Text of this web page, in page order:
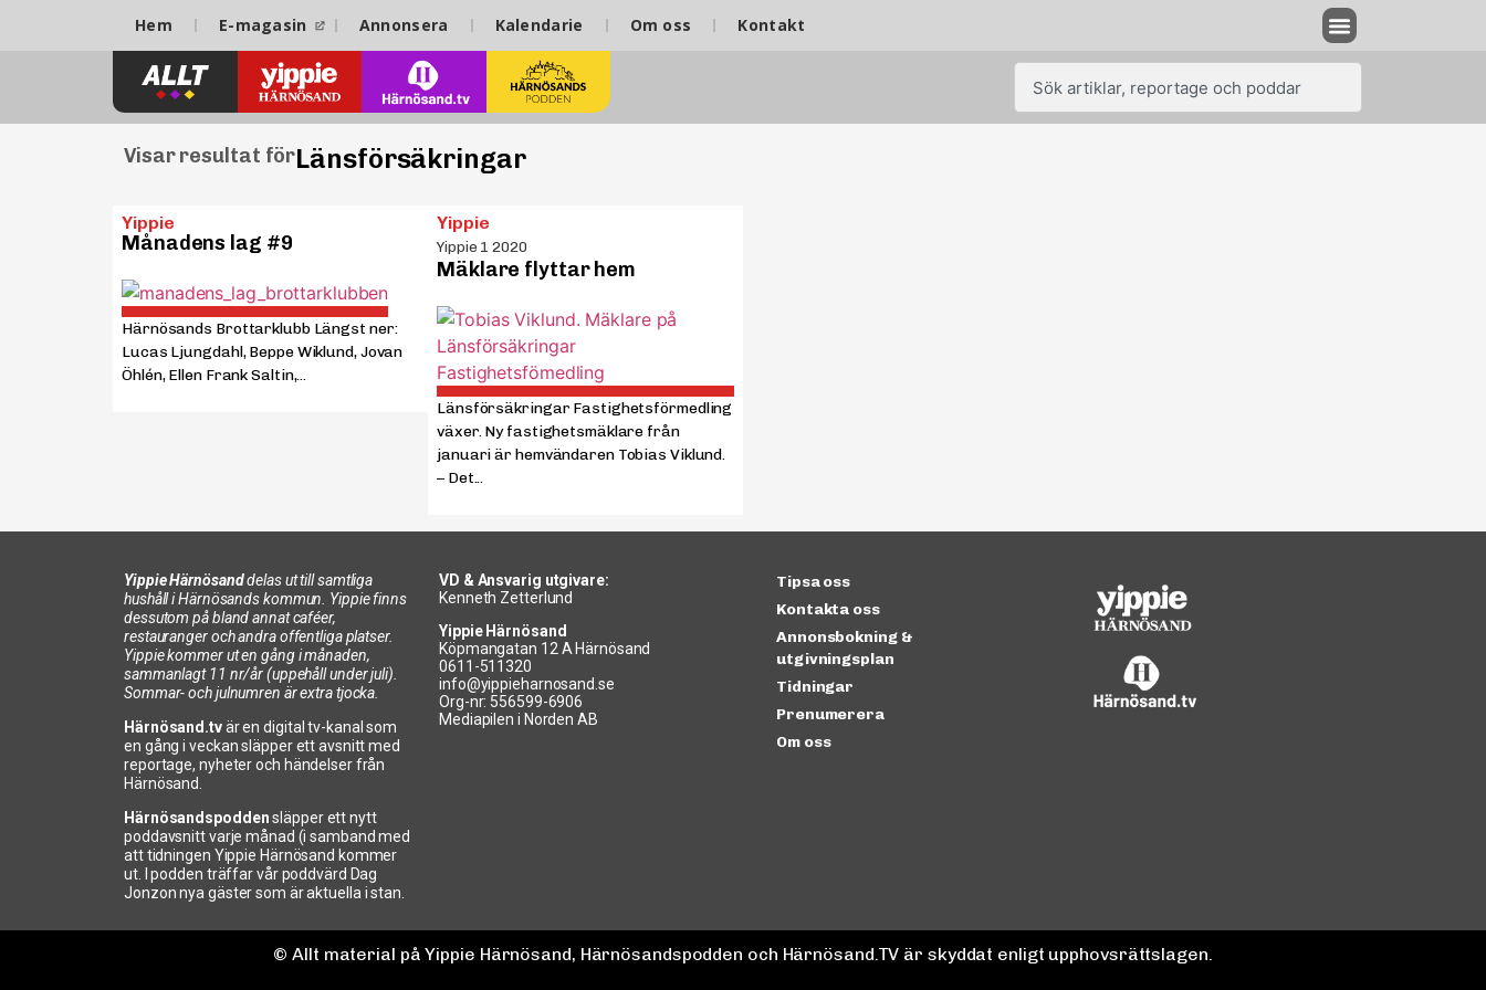
Hem E-magasin Annonsera Kalendarie Om oss Kontakt
Visar resultat förLänsförsäkringar
Yippie
Månadens lag #9
Härnösands Brottarklubb Längst ner:
Lucas Ljungdahl, Beppe Wiklund, Jovan
Öhlén, Ellen Frank Saltin,...
Yippie
Yippie 1 2020
Mäklare flyttar hem
Länsförsäkringar Fastighetsförmedling
växer. Ny fastighetsmäklare från
januari är hemvändaren Tobias Viklund.
– Det...
Yippie Härnösanddelas ut till samtliga
hushåll i Härnösands kommun. Yippie finns
dessutom på bland annat caféer,
restauranger och andra offentliga platser.
Yippie kommer ut en gång i månaden,
sammanlagt 11 nr/år (uppehåll under juli).
Sommar- och julnumren är extra tjocka.
Härnösand.tvär en digital tv-kanal som
en gång i veckan släpper ett avsnitt med
reportage, nyheter och händelser från
Härnösand.
Härnösandspoddensläpper ett nytt
poddavsnitt varje månad (i samband med
att tidningen Yippie Härnösand kommer
ut. I podden träffar vår poddvärd Dag
Jonzon nya gäster som är aktuella i stan.
VD & Ansvarig utgivare:
Kenneth Zetterlund
Yippie Härnösand
Köpmangatan 12 A Härnösand
0611-511320
info@yippieharnosand.se
Org-nr: 556599-6906
Mediapilen i Norden AB
Tipsa oss
Kontakta oss
Annonsbokning &
utgivningsplan
Tidningar
Prenumerera
Om oss
© Allt material på Yippie Härnösand, Härnösandspodden och Härnösand.TV är skyddat enligt upphovsrättslagen.